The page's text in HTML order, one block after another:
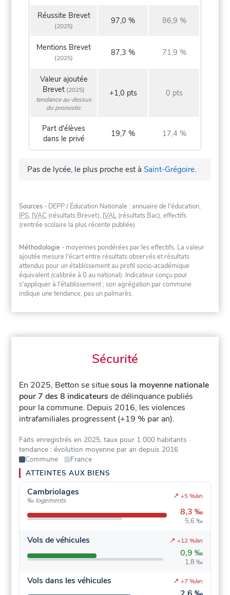
Réussite Brevet
(2025)
97,0 % 86,9 %
Mentions Brevet
(2025)
87,3 % 71,9 %
Valeur ajoutée
Brevet (2025)
tendance au-dessus
du pronostic
+1,0 pts 0 pts
Part d'élèves
dans le privé
19,7 % 17,4 %
Pas de lycée, le plus proche est àSaint-Grégoire.
Sources - DEPP / Éducation Nationale : annuaire de l'éducation,
IPS, IVAC (résultats Brevet), IVAL (résultats Bac), effectifs
(rentrée scolaire la plus récente publiée).
Méthodologie - moyennes pondérées par les effectifs. La valeur
ajoutée mesure l'écart entre résultats observés et résultats
attendus pour un établissement au profil socio-académique
équivalent (calibrée à 0 au national). Indicateur conçu pour
s'appliquer à l'établissement ; son agrégation par commune
indique une tendance, pas un palmarès.
Sécurité
En 2025, Betton se situesous la moyenne nationale
pour 7 des 8 indicateurs de délinquance publiés
pour la commune. Depuis 2016, les violences
intrafamiliales progressent (+19 % par an).
Faits enregistrés en 2025, taux pour 1 000 habitants ·
tendance : évolution moyenne par an depuis 2016
Commune
France
ATTEINTES AUX BIENS
Cambriolages
‰ logements
8,3 ‰
5,6 ‰
↗ +5 %/an
Vols de véhicules
0,9 ‰
1,8 ‰
↗ +12 %/an
Vols dans les véhicules
↗ +7 %/an